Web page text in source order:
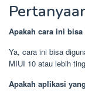
Apakah cara ini
Ya, cara ini bisa
MIUI 10 atau lebih
Apakah aplikasi